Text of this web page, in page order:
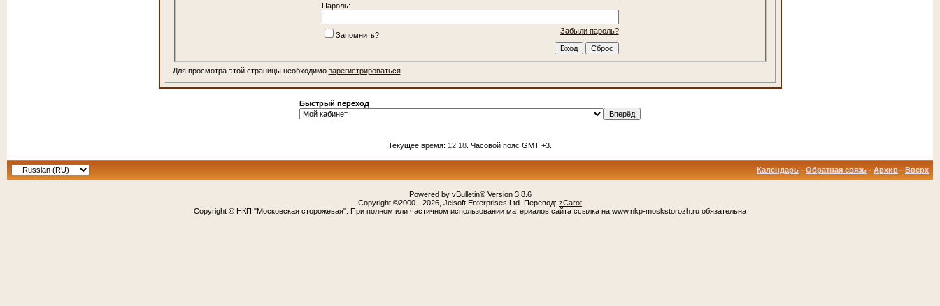
Пароль:
Забыли пароль?
Запомнить?
Для просмотра этой страницы необходимо зарегистрироваться.
Быстрый переход
Текущее время: 12:18 . Часовой пояс GMT +3.
Календарь - Обратная связь - Архив - Вверх
Powered by vBulletin® Version 3.8.6
Copyright ©2000 - 2026, Jelsoft Enterprises Ltd. Перевод: zCarot
Copyright © НКП "Московская сторожевая". При полном или частичном использовании материалов сайта ссылка на www.nkp-moskstorozh.ru обязательна